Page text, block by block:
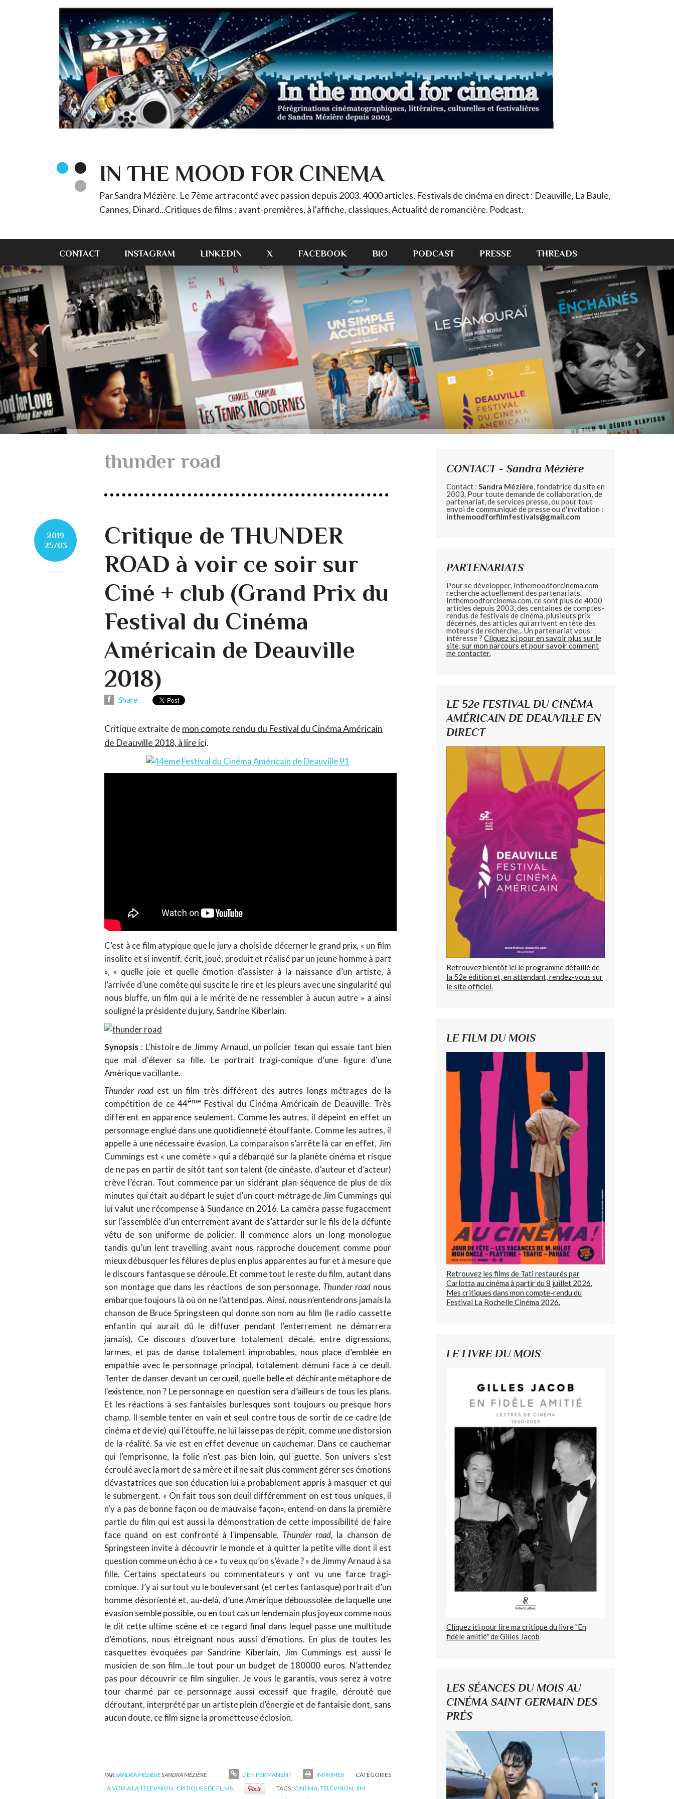
IN THE MOOD FOR CINEMA
Par Sandra Mézière. Le 7ème art raconté avec passion depuis 2003. 4000 articles. Festivals de cinéma en direct : Deauville, La Baule,
Cannes, Dinard...Critiques de films : avant-premières, à l'affiche, classiques. Actualité de romancière. Podcast.
CONTACT INSTAGRAM LINKEDIN X FACEBOOK BIO PODCAST PRESSE THREADS
thunder road
2019
25/03
Critique de THUNDER
ROAD à voir ce soir sur
Ciné + club (Grand Prix du
Festival du Cinéma
Américain de Deauville
2018)
Share
Critique extraite de mon compte rendu du Festival du Cinéma Américain
de Deauville 2018, à lire ici.
C’est à ce film atypique que le jury a choisi de décerner le grand prix, « un film
insolite et si inventif, écrit, joué, produit et réalisé par un jeune homme à part
», « quelle joie et quelle émotion d’assister à la naissance d’un artiste, à
l’arrivée d’une comète qui suscite le rire et les pleurs avec une singularité qui
nous bluffe, un film qui a le mérite de ne ressembler à aucun autre » a ainsi
souligné la présidente du jury, Sandrine Kiberlain.
Synopsis : L'histoire de Jimmy Arnaud, un policier texan qui essaie tant bien
que mal d'élever sa fille. Le portrait tragi-comique d'une figure d'une
Amérique vacillante.
Thunder roadest un film très différent des autres longs métrages de la
compétition de ce 44èmeFestival du Cinéma Américain de Deauville. Très
différent en apparence seulement. Comme les autres, il dépeint en effet un
personnage englué dans une quotidienneté étouffante. Comme les autres, il
appelle à une nécessaire évasion. La comparaison s’arrête là car en effet, Jim
Cummings est « une comète » qui a débarqué sur la planète cinéma et risque
de ne pas en partir de sitôt tant son talent (de cinéaste, d’auteur et d’acteur)
crève l’écran. Tout commence par un sidérant plan-séquence de plus de dix
minutes qui était au départ le sujet d’un court-métrage de Jim Cummings qui
lui valut une récompense à Sundance en 2016. La caméra passe fugacement
sur l’assemblée d’un enterrement avant de s’attarder sur le fils de la défunte
vêtu de son uniforme de policier. Il commence alors un long monologue
tandis qu’un lent travelling avant nous rapproche doucement comme pour
mieux débusquer les fêlures de plus en plus apparentes au fur et à mesure que
le discours fantasque se déroule. Et comme tout le reste du film, autant dans
son montage que dans les réactions de son personnage, Thunder roadnous
embarque toujours là où on ne l’attend pas. Ainsi, nous n’entendrons jamais la
chanson de Bruce Springsteen qui donne son nom au film (le radio cassette
enfantin qui aurait dû le diffuser pendant l’enterrement ne démarrera
jamais). Ce discours d’ouverture totalement décalé, entre digressions,
larmes, et pas de danse totalement improbables, nous place d’emblée en
empathie avec le personnage principal, totalement démuni face à ce deuil.
Tenter de danser devant un cercueil, quelle belle et déchirante métaphore de
l'existence, non ? Le personnage en question sera d’ailleurs de tous les plans.
Et les réactions à ses fantaisies burlesques sont toujours ou presque hors
champ. Il semble tenter en vain et seul contre tous de sortir de ce cadre (de
cinéma et de vie) qui l’étouffe, ne lui laisse pas de répit, comme une distorsion
de la réalité. Sa vie est en effet devenue un cauchemar. Dans ce cauchemar
qui l’emprisonne, la folie n’est pas bien loin, qui guette. Son univers s’est
écroulé avec la mort de sa mère et il ne sait plus comment gérer ses émotions
dévastatrices que son éducation lui a probablement appris à masquer et qui
le submergent. « On fait tous son deuil différemment on est tous uniques, il
n'y a pas de bonne façon ou de mauvaise façon», entend-on dans la première
partie du film qui est aussi la démonstration de cette impossibilité de faire
face quand on est confronté à l’impensable. Thunder road, la chanson de
Springsteen invite à découvrir le monde et à quitter la petite ville dont il est
question comme un écho à ce « tu veux qu’on s’évade ? » de Jimmy Arnaud à sa
fille. Certains spectateurs ou commentateurs y ont vu une farce tragi-
comique. J’y ai surtout vu le bouleversant (et certes fantasque) portrait d’un
homme désorienté et, au-delà, d’une Amérique déboussolée de laquelle une
évasion semble possible, ou en tout cas un lendemain plus joyeux comme nous
le dit cette ultime scène et ce regard final dans lequel passe une multitude
d’émotions, nous étreignant nous aussi d’émotions. En plus de toutes les
casquettes évoquées par Sandrine Kiberlain, Jim Cummings est aussi le
musicien de son film…le tout pour un budget de 180000 euros. N’attendez
pas pour découvrir ce film singulier. Je vous le garantis, vous serez à votre
tour charmé par ce personnage aussi excessif que fragile, dérouté que
déroutant, interprété par un artiste plein d’énergie et de fantaisie dont, sans
aucun doute, ce film signe la prometteuse éclosion.
PARSANDRA MÉZIÈRESANDRA MÉZIÈRE LIEN PERMANENT IMPRIMER
CATÉGORIES
:A VOIR A LA TELEVISION : CRITIQUES DE FILMS TAGS : CINÉMA TÉLÉVISION JIM
CONTACT - Sandra Mézière
Contact : Sandra Mézière, fondatrice du site en
2003. Pour toute demande de collaboration, de
partenariat, de services presse, ou pour tout
envoi de communiqué de presse ou d'invitation :
inthemoodforfilmfestivals@gmail.com
PARTENARIATS
Pour se développer, Inthemoodforcinema.com
recherche actuellement des partenariats.
Inthemoodforcinema.com, ce sont plus de 4000
articles depuis 2003, des centaines de comptes-
rendus de festivals de cinéma, plusieurs prix
décernés, des articles qui arrivent en tête des
moteurs de recherche... Un partenariat vous
intéresse ? Cliquez ici pour en savoir plus sur le
site, sur mon parcours et pour savoir comment
me contacter.
LE 52e FESTIVAL DU CINÉMA
AMÉRICAIN DE DEAUVILLE EN
DIRECT
Retrouvez bientôt ici le programme détaillé de
la 52e édition et, en attendant, rendez-vous sur
le site officiel.
LE FILM DU MOIS
Retrouvez les films de Tati restaurés par
Carlotta au cinéma à partir du 8 juillet 2026.
Mes critiques dans mon compte-rendu du
Festival La Rochelle Cinéma 2026.
LE LIVRE DU MOIS
Cliquez ici pour lire ma critique du livre "En
fidèle amitié" de Gilles Jacob
LES SÉANCES DU MOIS AU
CINÉMA SAINT GERMAIN DES
PRÉS